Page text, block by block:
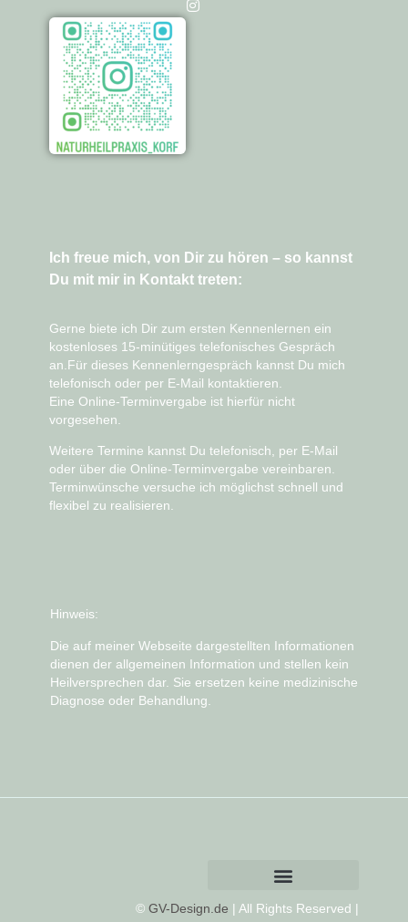
Ich freue mich, von Dir zu hören – so kannst
Du mit mir in Kontakt treten:
Gerne biete ich Dir zum ersten Kennenlernen ein
kostenloses 15-minütiges telefonisches Gespräch
an.Für dieses Kennenlerngespräch kannst Du mich
telefonisch oder per E-Mail kontaktieren.
Eine Online-Terminvergabe ist hierfür nicht
vorgesehen
Weitere Termine kannst Du telefonisch, per E-Mail
oder über die Online-Terminvergabe vereinbaren.
Terminwünsche versuche ich möglichst schnell und
flexibel zu realisieren.
Hinweis:
Die auf meiner Webseite dargestellten Informationen
dienen der allgemeinen Information und stellen kein
Heilversprechen dar. Sie ersetzen keine medizinische
Diagnose oder Behandlung.
©GV-Design.de | All Rights Reserved |